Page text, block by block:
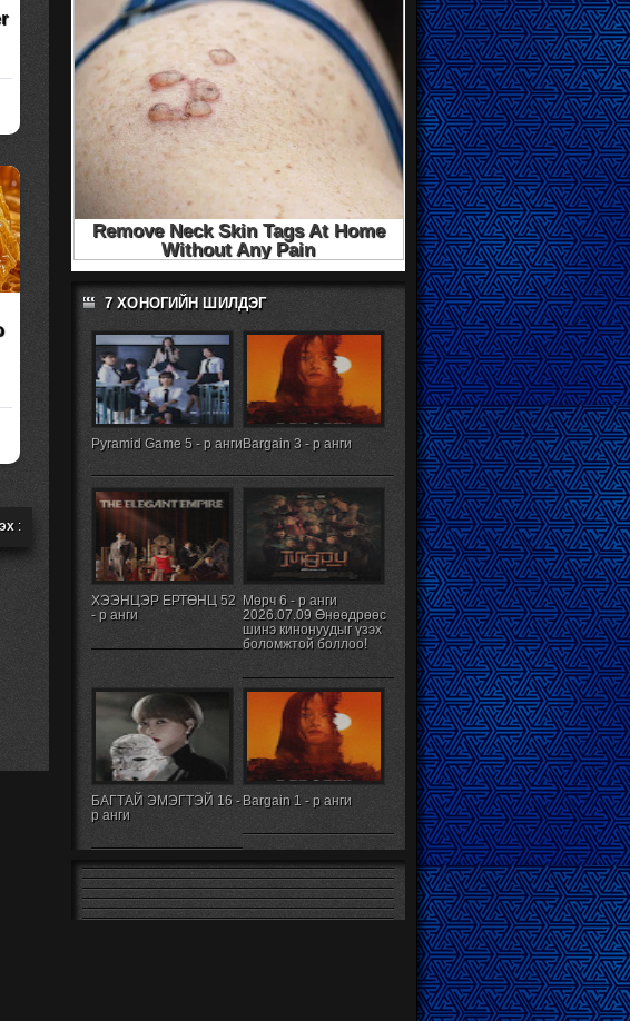
:
7 ХОНОГИЙН ШИЛДЭГ
Pyramid Game 5 - р ангиBargain 3 - р анги
ХЭЭНЦЭР ЕРТӨНЦ 52
- р анги
Мөрч 6 - р анги
2026.07.09 Өнөөдрөөс
шинэ кинонуудыг үзэх
боломжтой боллоо!
БАГТАЙ ЭМЭГТЭЙ 16 -
р анги
Bargain 1 - р анги